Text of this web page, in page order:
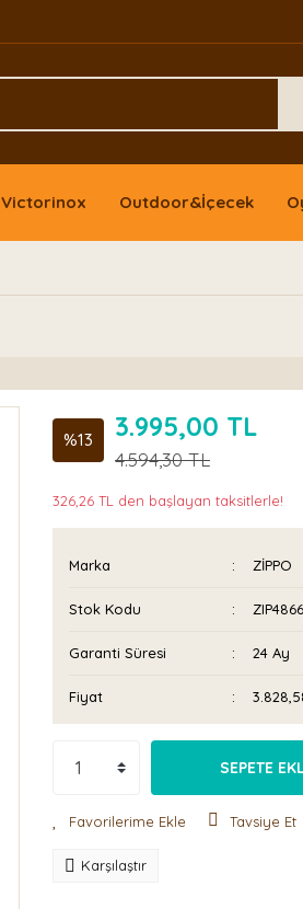
Victorinox Outdoor&İçecek
%13 3.995,00 TL
4.594,30 TL
326,26 TL den başlayan taksitlerle!
Marka ZİPPO
Stok Kodu
Garanti Süresi 24 Ay
Fiyat
SEPETE
Tavsiye Et
Karşılaştır